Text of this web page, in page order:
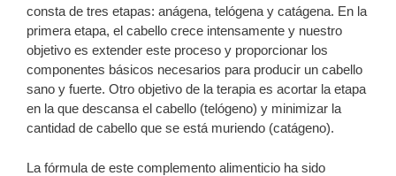
consta de tres etapas: anágena, telógena y catágena. En la
primera etapa, el cabello crece intensamente y nuestro
objetivo es extender este proceso y proporcionar los
componentes básicos necesarios para producir un cabello
sano y fuerte. Otro objetivo de la terapia es acortar la etapa
en la que descansa el cabello (telógeno) y minimizar la
cantidad de cabello que se está muriendo (catágeno).
La fórmula de este complemento alimenticio ha sido